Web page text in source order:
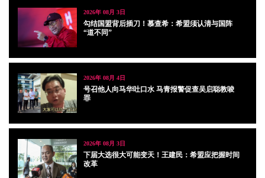
2026年 08月 3日
勾结国盟背后插刀！慕查希：希盟须认清与国阵
“道不同”
2026年 08月 4日
号召他人向马华吐口水 马青报警促查吴启聪教唆
罪
2026年 08月 3日
下届大选很大可能变天！王建民：希盟应把握时间
改革